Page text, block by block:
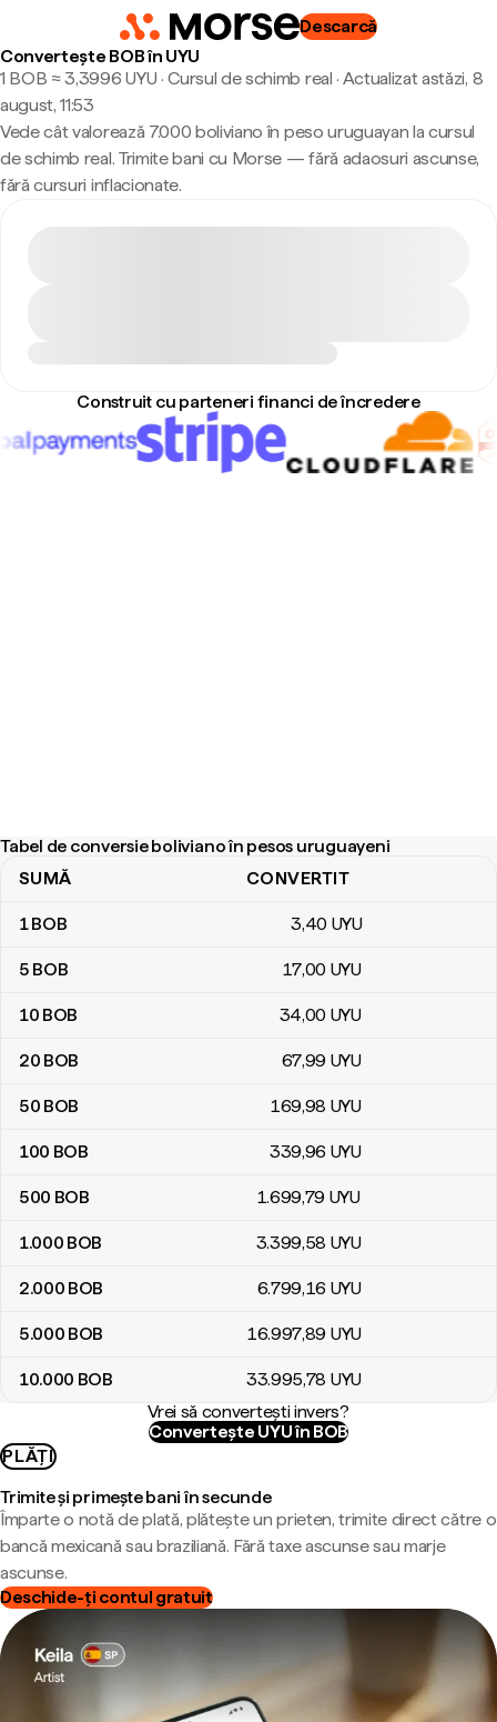
Descarcă
Convertește BOB în UYU
1 BOB ≈ 3,3996 UYU · Cursul de schimb real · Actualizat astăzi, 8
august, 11:53
Vede cât valorează 7.000 boliviano în peso uruguayan la cursul
de schimb real. Trimite bani cu Morse — fără adaosuri ascunse,
fără cursuri inflacionate.
Construit cu parteneri financi de încredere
Tabel de conversie boliviano în pesos uruguayeni
Tabel de conversie boliviano în pesos uruguayeni
SUMĂ CONVERTIT
1BOB 3,40 UYU
5 BOB 17,00 UYU
10 BOB 34,00 UYU
20 BOB 67,99 UYU
50 BOB 169,98 UYU
100 BOB 339,96 UYU
500 BOB 1.699,79 UYU
1.000 BOB 3.399,58 UYU
2.000 BOB 6.799,16 UYU
5.000 BOB 16.997,89 UYU
10.000 BOB 33.995,78 UYU
Vrei să convertești invers?
Convertește UYU în BOB
PLĂȚI
Trimite și primește bani în secunde
Împarte o notă de plată, plătește un prieten, trimite direct către o
bancă mexicană sau braziliană. Fără taxe ascunse sau marje
ascunse.
Deschide-ți contul gratuit